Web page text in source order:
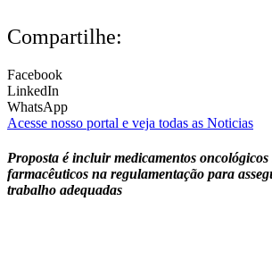
Compartilhe:
Facebook
LinkedIn
WhatsApp
Acesse nosso portal e veja todas as Noticias
Proposta é incluir medicamentos
farmacêuticos na regulamentação para
trabalho adequadas